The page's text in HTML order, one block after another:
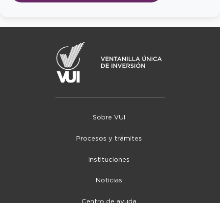
Sobre VUI
Procesos y trámites
Instituciones
Noticias
Centro de ayuda